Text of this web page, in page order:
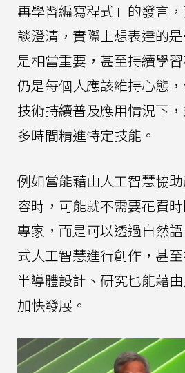
再學習編寫程式」的發言
談澄清，實際上想表達的
是相當重要，甚至持續學
仍是每個人應該維持心態
技術持續普及應用情況下
多時間精進特定技能。
例如當能藉由人工智慧協
容時，可能就不需要花費
專家，而是可以透過自然
式人工智慧進行創作，甚
半導體設計、研究也能藉
加快發展。